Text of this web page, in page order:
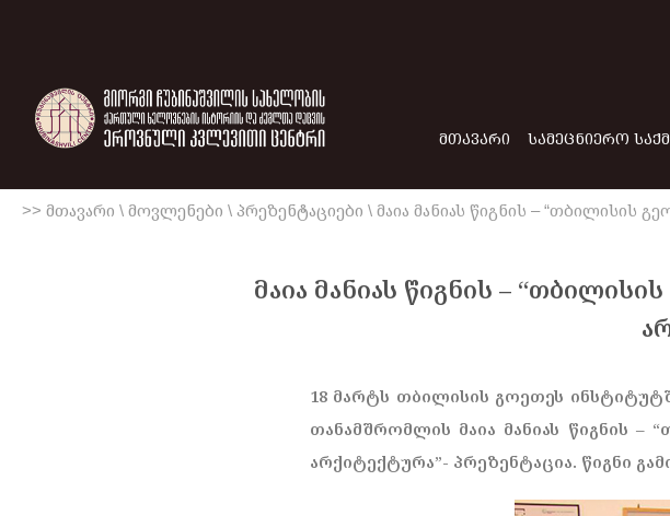
ᲛᲗᲐᲕᲐᲠᲘ ᲡᲐᲛᲔᲪᲜᲘᲔᲠᲝ
>> მთავარი \ მოვლენები \ პრეზენტაციები \ მაია მანიას წიგნის – “თბილისის
მაია მანიას წიგნის –
18 მარტს თბილისის გოეთეს
თანამშრომლის მაია მანიას წიგნის
არქიტექტურა”- პრეზენტაცია. წიგნი